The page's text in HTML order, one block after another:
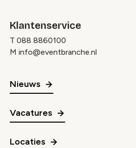
Klantenservice
T 088 8860100
M info@eventbranche.nl
Nieuws
Vacatures
Locaties